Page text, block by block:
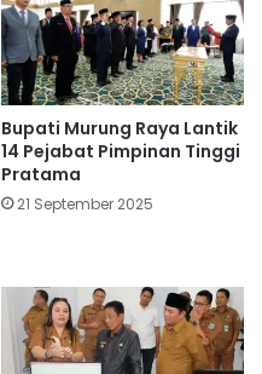
Bupati Murung Raya Lantik
14 Pejabat Pimpinan Tinggi
Pratama
21 September 2025